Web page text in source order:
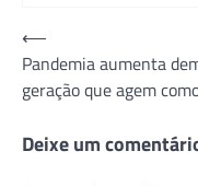
Navegação
de
Post
⟵
Pandemia aumenta
geração que agem
Deixe um